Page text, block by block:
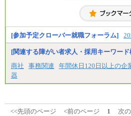
お伝えします。
[参加予定クローバー就職フォーラム]
[関連する障がい者求人・採用キーワー
商社
事務関連 年間休日120日以上の企
器
<<先頭のページ <前のページ 1 次